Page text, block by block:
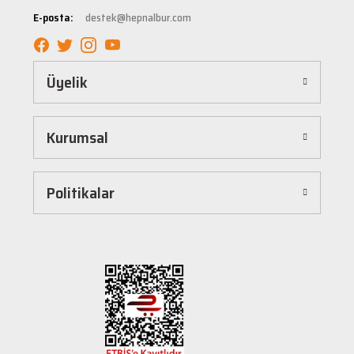
sağlayacak şekilde tasarlanmıştır. Böylece uzun vadeli kullanım ve yüksek performans
Kolay ve Hızlı Alışveriş Deneyimi
Hepnalbur.com, kullanıcı dostu arayüzü sayesinde alışverişi keyifli bir deneyime
dönüştürür. Ürünleri kategorilere göre sıralayabilir, arama kutusunu kullanarak
istediğiniz ürünü anında bulabilirsiniz. Ayrıca ürün sayfalarımızda detaylı açıklamalar ve
ürün özellikleri yer alır, böylece tercih etmek istediğiniz ürün hakkında tüm bilgilere
hızlıca siparişinizi tamamlayabilirsiniz.
Hızlı Kargo ve Güvenilir Teslimat
Hepnalbur.com olarak müşterilerimize en hızlı şekilde ürünlerini ulaştırmak için özenle
Müşteri Destek Hattı ile İletişim
Herhangi bir soru, öneri veya şikayetiniz için müşteri destek ekibimiz her zaman
hizmetinizdedir. İletişim sayfamız üzerinden bize ulaşabilir veya canlı destek
hattımızdan anında yardım alabilirsiniz. Siz değerli müşterilerimizin memnuniyeti, en
E-posta: destek@hepnalbur.com
Üyelik
Kurumsal
Politikalar